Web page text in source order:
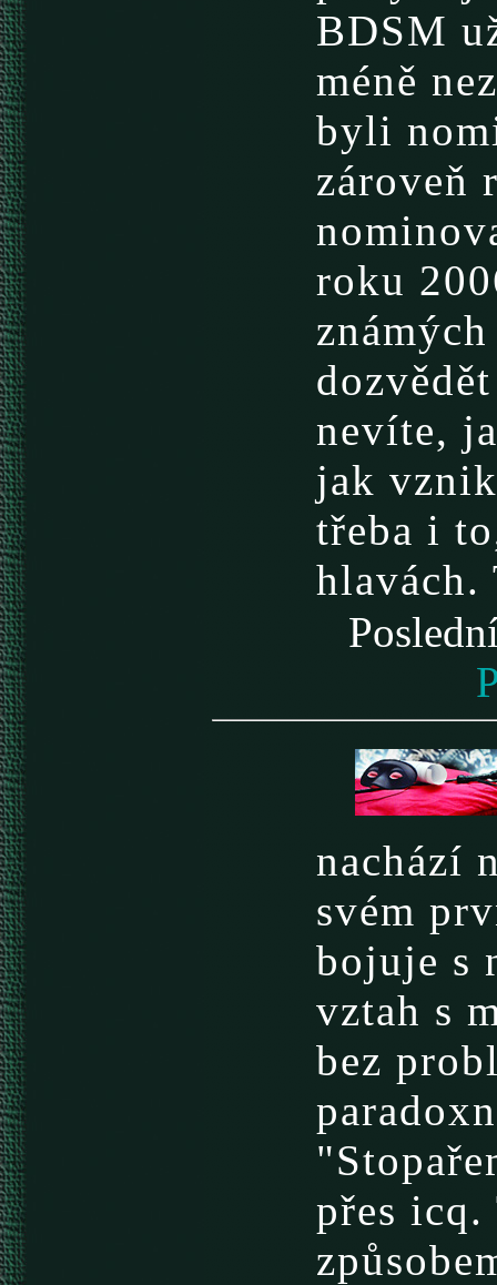
BDSM
méně
byli
zároveň
roku
nevíte,
jak
třeba i
hlavách.
nachází
svém
bojuje s
vztah s
bez
přes